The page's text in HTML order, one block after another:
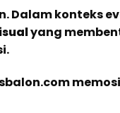
Dalam konteks
yang